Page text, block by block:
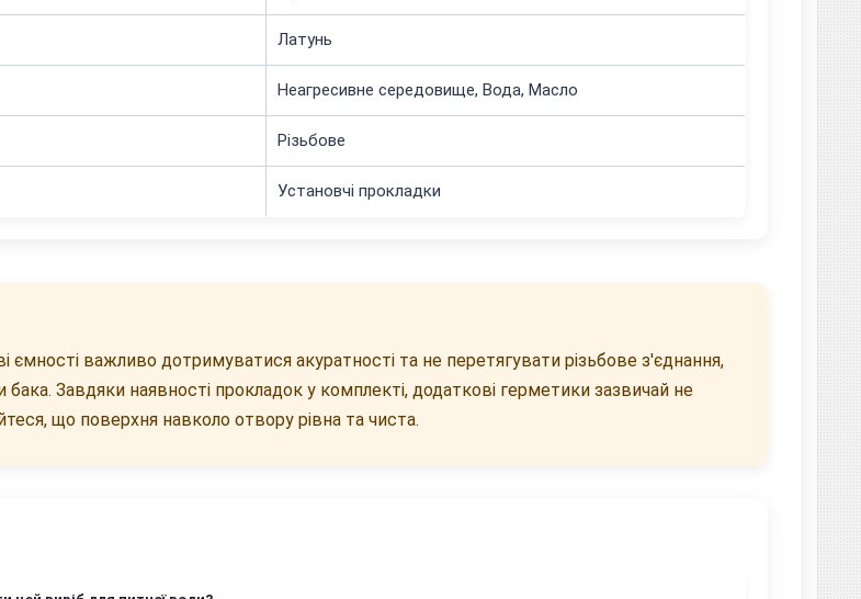
Латунь
Неагресивне середовище, Вода, Масло
Різьбове
Установчі прокладки
ємності важливо дотримуватися акуратності та не перетягувати різьбове з'єднання,
Завдяки наявності прокладок у комплекті, додаткові герметики зазвичай не
що поверхня навколо отвору рівна та чиста.